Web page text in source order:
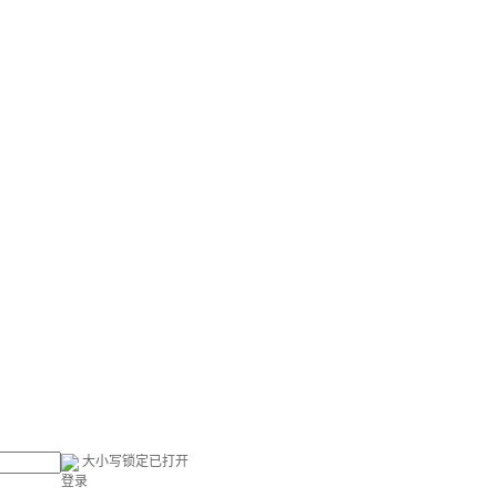
大小写锁定已打开
登录